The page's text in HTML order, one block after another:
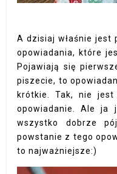
A dzisiaj właśnie jest
opowiadania, które
Pojawiają się
piszecie, to
krótkie. Tak, nie
opowiadanie. Ale ja
wszystko dobrze
powstanie z tego
to najważniejsze:)